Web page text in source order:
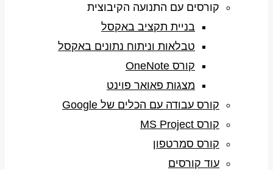
קורסים עם התנועה הקיבוצית
בניית תקציב באקסל
טבלאות וניתוח נתונים באקסל
קורס OneNote
מצגות פאואר פוינט
קורס עבודה עם הכלים של Google
קורס MS Project
קורס סמרטפון
עוד קורסים